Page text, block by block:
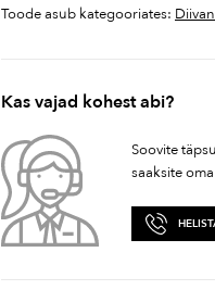
Toode asub kategooriates:
Kas vajad kohest abi?
Soovite
saaksite